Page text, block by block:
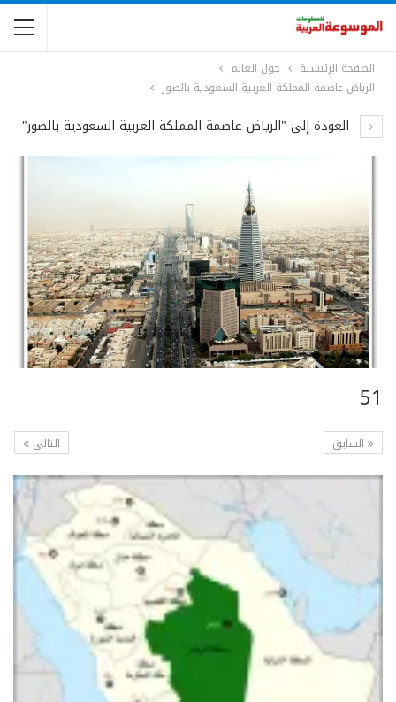
الصفحة الرئيسية
حول العالم
الرياض عاصمة المملكة العربية السعودية بالصور
العودة إلى "الرياض عاصمة المملكة العربية السعودية بالصور"
51
التالي السابق